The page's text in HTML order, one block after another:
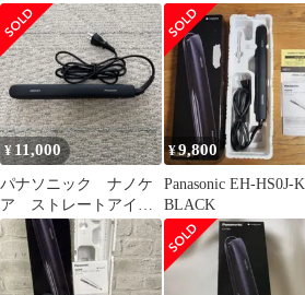
ア スムースグロスコー
ティングプラス
ロン 黒
¥11,000
パナソニック ナノケ
ア ストレートアイロ
ン 上位モデル EH-
HS0J
¥9,800
Panasonic EH-HS0J-K
BLACK